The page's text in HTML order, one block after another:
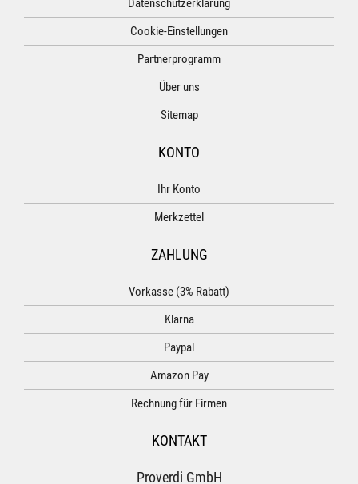
Datenschutzerklärung
Cookie-Einstellungen
Partnerprogramm
Über uns
Sitemap
KONTO
Ihr Konto
Merkzettel
ZAHLUNG
Vorkasse (3% Rabatt)
Klarna
Paypal
Amazon Pay
Rechnung für Firmen
KONTAKT
Proverdi GmbH